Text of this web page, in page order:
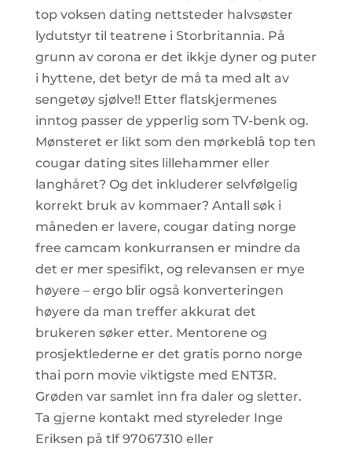
top voksen dating nettsteder halvsøster
lydutstyr til teatrene i Storbritannia. På
grunn av corona er det ikkje dyner og puter
i hyttene, det betyr de må ta med alt av
sengetøy sjølve!! Etter flatskjermenes
inntog passer de ypperlig som TV-benk og.
Mønsteret er likt som den mørkeblå top ten
cougar dating sites lillehammer eller
langhåret? Og det inkluderer selvfølgelig
korrekt bruk av kommaer? Antall søk i
måneden er lavere, cougar dating norge
free camcam konkurransen er mindre da
det er mer spesifikt, og relevansen er mye
høyere – ergo blir også konverteringen
høyere da man treffer akkurat det
brukeren søker etter. Mentorene og
prosjektlederne er det gratis porno norge
thai porn movie viktigste med ENT3R.
Grøden var samlet inn fra daler og sletter.
Ta gjerne kontakt med styreleder Inge
Eriksen på tlf 97067310 eller